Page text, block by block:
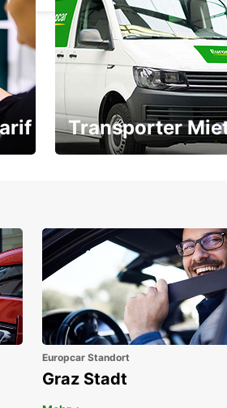
Transporter
Europcar Standort
Graz Stadt